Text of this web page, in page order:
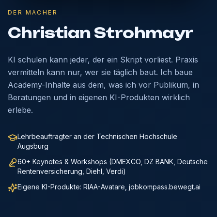
DER MACHER
Christian Strohmayr
KI schulen kann jeder, der ein Skript vorliest. Praxis
vermitteln kann nur, wer sie täglich baut. Ich baue
Academy-Inhalte aus dem, was ich vor Publikum, in
Beratungen und in eigenen KI-Produkten wirklich
erlebe.
Lehrbeauftragter an der Technischen Hochschule
Augsburg
60+ Keynotes & Workshops (DMEXCO, DZ BANK, Deutsche
Rentenversicherung, Diehl, Verdi)
Eigene KI-Produkte: RIAA-Avatare, jobkompass.bewegt.ai